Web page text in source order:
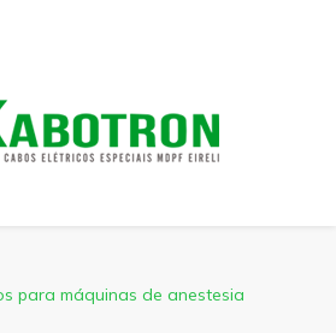
para máquinas de anestesia